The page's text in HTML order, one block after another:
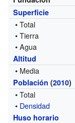
Superficie
• Total
• Tierra
• Agua
Altitud
• Media
Población (2010)
• Total
• Densidad
Huso horario